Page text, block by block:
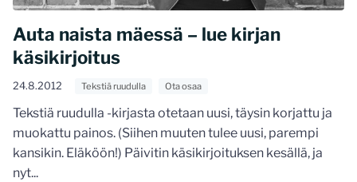
Auta naista mäessä – lue kirjan
käsikirjoitus
24.8.2012 Tekstiä ruudulla Ota osaa
Tekstiä ruudulla -kirjasta otetaan uusi, täysin korjattu ja
muokattu painos. (Siihen muuten tulee uusi, parempi
kansikin. Eläköön!) Päivitin käsikirjoituksen kesällä, ja
nyt...